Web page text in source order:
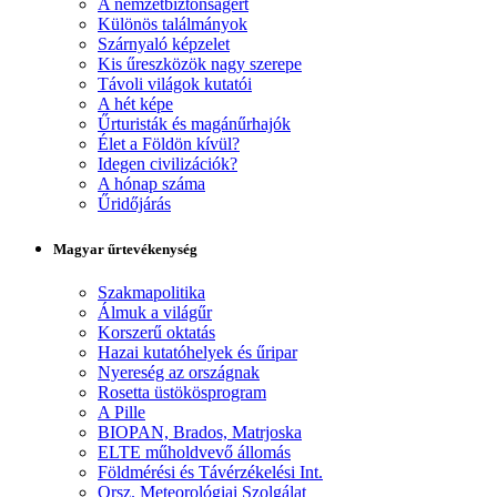
A nemzetbiztonságért
Különös találmányok
Szárnyaló képzelet
Kis űreszközök nagy szerepe
Távoli világok kutatói
A hét képe
Űrturisták és magánűrhajók
Élet a Földön kívül?
Idegen civilizációk?
A hónap száma
Űridőjárás
Magyar űrtevékenység
Szakmapolitika
Álmuk a világűr
Korszerű oktatás
Hazai kutatóhelyek és űripar
Nyereség az országnak
Rosetta üstökösprogram
A Pille
BIOPAN, Brados, Matrjoska
ELTE műholdvevő állomás
Földmérési és Távérzékelési Int.
Orsz. Meteorológiai Szolgálat